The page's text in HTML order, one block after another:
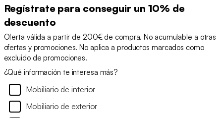
Regístrate para conseguir un 10% de
descuento
Oferta válida a partir de 200€ de compra. No acumulable a otras
ofertas y promociones. No aplica a productos marcados como
excluido de promociones.
¿Qué información te interesa más?
Mobiliario de interior
Mobiliario de exterior